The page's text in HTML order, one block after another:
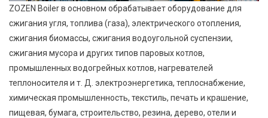
ZOZEN Boiler в основном обрабатывает оборудование для
сжигания угля, топлива (газа), электрического отопления,
сжигания биомассы, сжигания водоугольной суспензии,
сжигания мусора и других типов паровых котлов,
промышленных водогрейных котлов, нагревателей
теплоносителя и т. Д. электроэнергетика, теплоснабжение,
химическая промышленность, текстиль, печать и крашение,
пищевая, бумага, строительство, резина, дерево, отели и